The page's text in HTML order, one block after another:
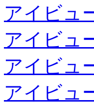
アイビュ
アイビュ
アイビュ
アイビュ